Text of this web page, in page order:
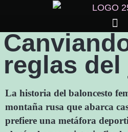
reglas del
La historia del baloncesto
montaña rusa que abarca
prefiere una metáfora